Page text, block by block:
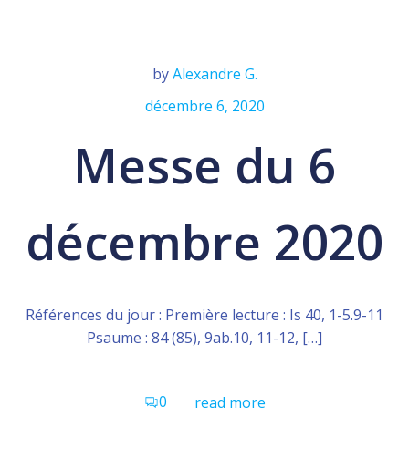
byAlexandre G.
décembre 6, 2020
Messe du 6
décembre 2020
Références du jour : Première lecture : Is 40, 1-5.9-11
Psaume : 84 (85), 9ab.10, 11-12, […]
0 read more